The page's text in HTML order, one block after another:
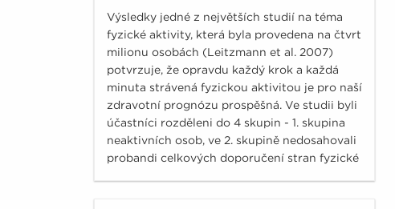
Výsledky jedné z největších studií na téma
fyzické aktivity, která byla provedena na čtvrt
milionu osobách (Leitzmann et al. 2007)
potvrzuje, že opravdu každý krok a každá
minuta strávená fyzickou aktivitou je pro naší
zdravotní prognózu prospěšná. Ve studii byli
účastníci rozděleni do 4 skupin - 1. skupina
neaktivních osob, ve 2. skupině nedosahovali
probandi celkových doporučení stran fyzické